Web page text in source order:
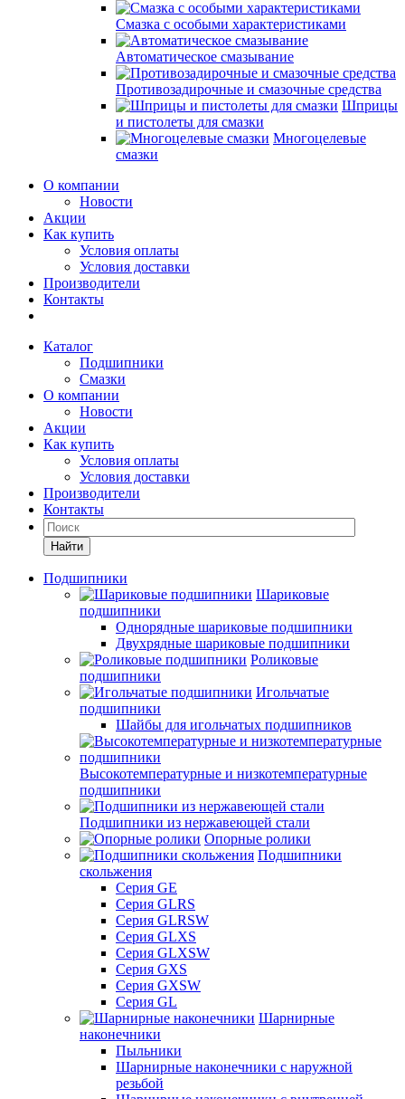
Смазка с особыми характеристиками
Автоматическое смазывание
Противозадирочные и смазочные средства
Шприцы
и пистолеты для смазки
Многоцелевые
смазки
О компании
Новости
Акции
Как купить
Условия оплаты
Условия доставки
Производители
Контакты
Каталог
Подшипники
Смазки
О компании
Новости
Акции
Как купить
Условия оплаты
Условия доставки
Производители
Контакты
Найти
Подшипники
Шариковые
подшипники
Однорядные шариковые подшипники
Двухрядные шариковые подшипники
Роликовые
подшипники
Игольчатые
подшипники
Шайбы для игольчатых подшипников
Высокотемпературные и низкотемпературные
подшипники
Подшипники из нержавеющей стали
Опорные ролики
Подшипники
скольжения
Серия GE
Серия GLRS
Серия GLRSW
Серия GLXS
Серия GLXSW
Серия GXS
Серия GXSW
Серия GL
Шарнирные
наконечники
Пыльники
Шарнирные наконечники с наружной
резьбой